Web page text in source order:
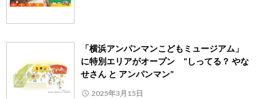
「横浜アンパンマンこどもミュージアム」
に特別エリアがオープン “しってる？ やな
せさん と アンパンマン”
2025年3月15日